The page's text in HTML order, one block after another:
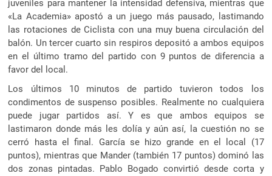
juveniles para mantener la intensidad defensiva, mientras que
«La Academia» apostó a un juego más pausado, lastimando
las rotaciones de Ciclista con una muy buena circulación del
balón. Un tercer cuarto sin respiros depositó a ambos equipos
en el último tramo del partido con 9 puntos de diferencia a
favor del local.
Los últimos 10 minutos de partido tuvieron todos los
condimentos de suspenso posibles. Realmente no cualquiera
puede jugar partidos así. Y es que ambos equipos se
lastimaron donde más les dolía y aún así, la cuestión no se
cerró hasta el final. García se hizo grande en el local (17
puntos), mientras que Mander (también 17 puntos) dominó las
dos zonas pintadas. Pablo Bogado convirtió desde corta y